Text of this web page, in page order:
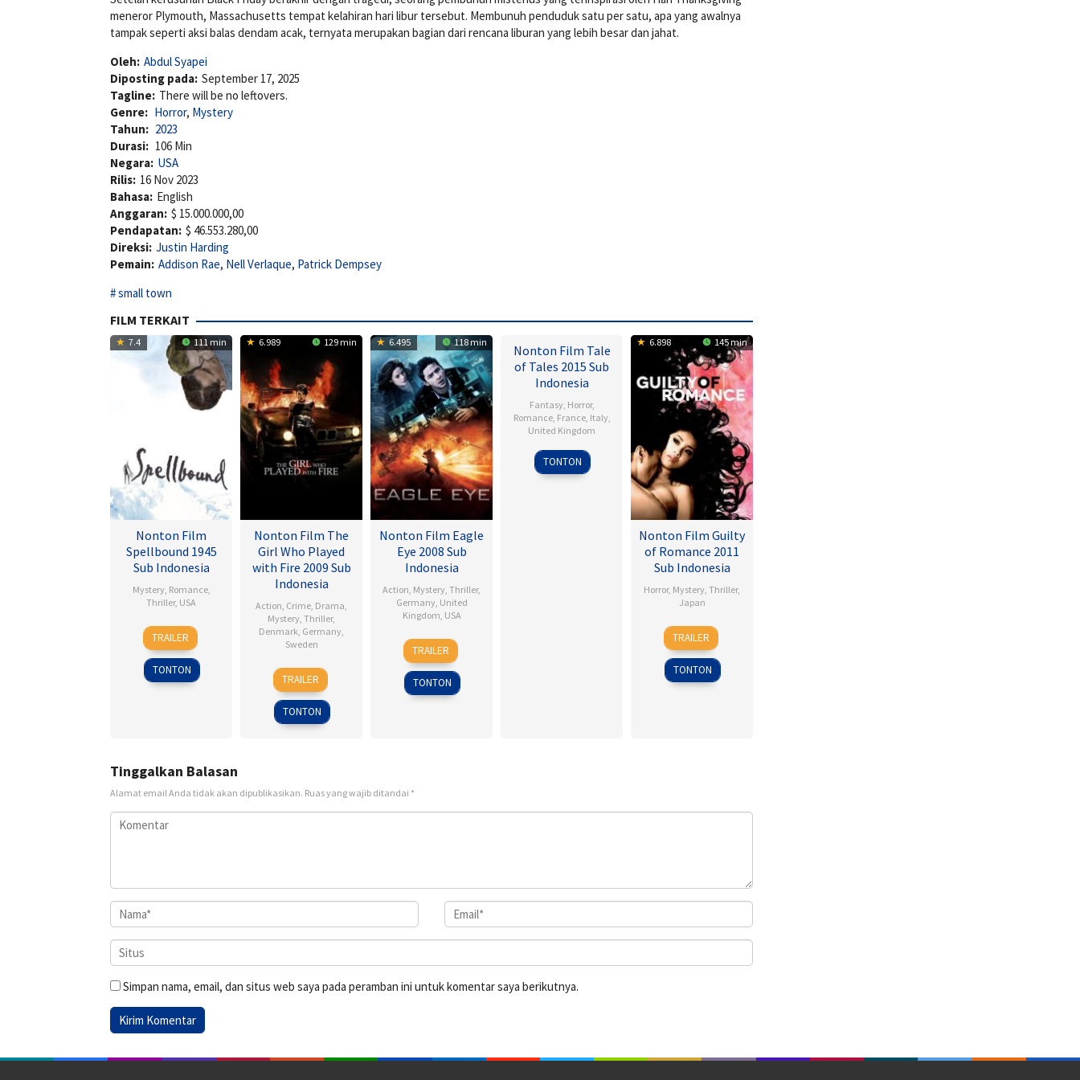
meneror Plymouth, Massachusetts tempat kelahiran hari libur tersebut. Membunuh penduduk satu per satu, apa yang awalnya
tampak seperti aksi balas dendam acak, ternyata merupakan bagian dari rencana liburan yang lebih besar dan jahat.
Oleh: Abdul Syapei
Diposting pada: September 17, 2025
Tagline: There will be no leftovers.
Genre: Horror, Mystery
Tahun: 2023
Durasi: 106 Min
Negara: USA
Rilis: 16 Nov 2023
Bahasa: English
Anggaran: $ 15.000.000,00
Pendapatan: $ 46.553.280,00
Direksi: Justin Harding
Pemain: Addison Rae, Nell Verlaque, Patrick Dempsey
small town
FILM TERKAIT
7.4 111 min
Nonton Film
Spellbound 1945
Sub Indonesia
Mystery, Romance,
Thriller, USA
8
Nov
1945
Alfred
Hitchcock
TRAILER
TONTON
6.989 129 min
Nonton Film The
Girl Who Played
with Fire 2009 Sub
Indonesia
Action Crime Drama
Mystery Thriller,
Denmark Germany
Sweden
18
Sep
2009
Daniel
Alfredson
TRAILER
TONTON
6.495 118 min
Nonton Film Eagle
Eye 2008 Sub
Indonesia
Action Mystery Thriller,
Germany, United
Kingdom USA
25
Sep
2008
D.J.
Caruso
TRAILER
TONTON
Nonton Film Tale
of Tales 2015 Sub
Indonesia
Fantasy, Horror,
Romance, France, Italy,
United Kingdom
Matteo
Garrone
TONTON
6.898 145 min
Nonton Film Guilty
of Romance 2011
Sub Indonesia
Horror, Mystery Thriller,
Japan
30
Sep
2011
Sion
Sono
TRAILER
TONTON
Tinggalkan Balasan
Alamat email Anda tidak akan dipublikasikan. Ruas yang wajib ditandai *
Simpan nama, email, dan situs web saya pada peramban ini untuk komentar saya berikutnya.